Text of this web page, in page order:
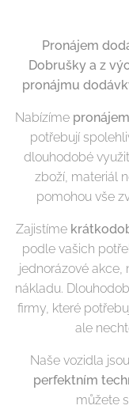
Pronájem
Dobrušky a z
pronájmu
Nabízíme
potřebují
dlouhodobé
zboží, materiál
pomohou vše
Zajistíme
podle vašich
jednorázové akce,
nákladu.
firmy, které
ale
Naše vozidla jsou
perfektním
můžete